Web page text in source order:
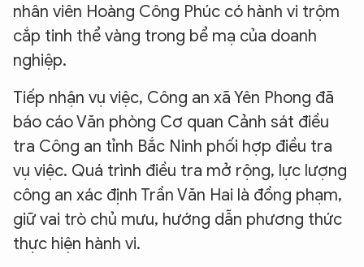
nhân viên Hoàng Công Phúc có hành vi trộm
cắp tinh thể vàng trong bể mạ của doanh
nghiệp.
Tiếp nhận vụ việc, Công an xã Yên Phong đã
báo cáo Văn phòng Cơ quan Cảnh sát điều
tra Công an tỉnh Bắc Ninh phối hợp điều tra
vụ việc. Quá trình điều tra mở rộng, lực lượng
công an xác định Trần Văn Hai là đồng phạm,
giữ vai trò chủ mưu, hướng dẫn phương thức
thực hiện hành vi.